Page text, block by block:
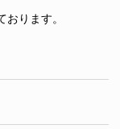
ります。